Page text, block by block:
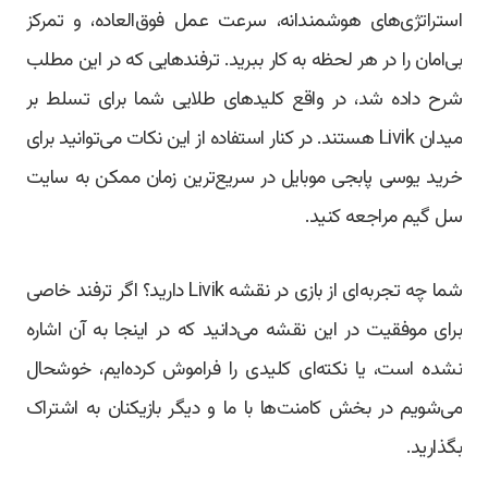
استراتژی‌های هوشمندانه، سرعت عمل فوق‌العاده، و تمرکز
بی‌امان را در هر لحظه به کار ببرید. ترفندهایی که در این مطلب
شرح داده شد، در واقع کلیدهای طلایی شما برای تسلط بر
میدان Livik هستند. در کنار استفاده از این نکات می‌توانید برای
خرید یوسی پابجی موبایل در سریع‌ترین زمان ممکن به سایت
سل گیم مراجعه کنید.
شما چه تجربه‌ای از بازی در نقشه Livik دارید؟ اگر ترفند خاصی
برای موفقیت در این نقشه می‌دانید که در اینجا به آن اشاره
نشده است، یا نکته‌ای کلیدی را فراموش کرده‌ایم، خوشحال
می‌شویم در بخش کامنت‌ها با ما و دیگر بازیکنان به اشتراک
بگذارید.